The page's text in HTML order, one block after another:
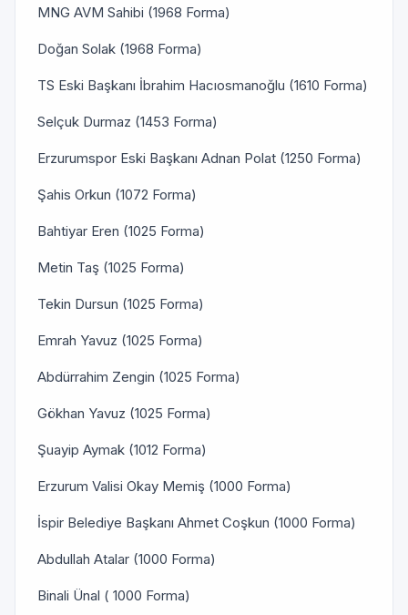
MNG AVM Sahibi (1968 Forma)
Doğan Solak (1968 Forma)
TS Eski Başkanı İbrahim Hacıosmanoğlu (1610 Forma)
Selçuk Durmaz (1453 Forma)
Erzurumspor Eski Başkanı Adnan Polat (1250 Forma)
Şahis Orkun (1072 Forma)
Bahtiyar Eren (1025 Forma)
Metin Taş (1025 Forma)
Tekin Dursun (1025 Forma)
Emrah Yavuz (1025 Forma)
Abdürrahim Zengin (1025 Forma)
Gökhan Yavuz (1025 Forma)
Şuayip Aymak (1012 Forma)
Erzurum Valisi Okay Memiş (1000 Forma)
İspir Belediye Başkanı Ahmet Coşkun (1000 Forma)
Abdullah Atalar (1000 Forma)
Binali Ünal ( 1000 Forma)